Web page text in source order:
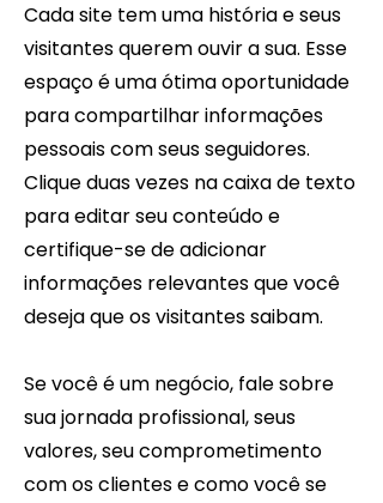
Cada site tem uma história e seus
visitantes querem ouvir a sua. Esse
espaço é uma ótima oportunidade
para compartilhar informações
pessoais com seus seguidores.
Clique duas vezes na caixa de texto
para editar seu conteúdo e
certifique-se de adicionar
informações relevantes que você
deseja que os visitantes saibam.
Se você é um negócio, fale sobre
sua jornada profissional, seus
valores, seu comprometimento
com os clientes e como você se